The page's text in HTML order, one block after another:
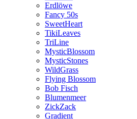
Erdlöwe
Fancy 50s
SweetHeart
TikiLeaves
TriLine
MysticBlossom
MysticStones
WildGrass
Flying Blossom
Bob Fisch
Blumenmeer
ZickZack
Gradient